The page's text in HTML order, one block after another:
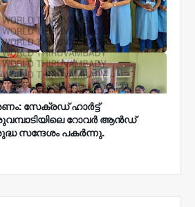
സേക്രഡ് ഹാർട്ട്
റോവർ ആൻഡ്
സന്ദേശം പകർന്നു.